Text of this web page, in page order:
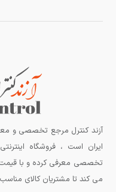
آزند کنترل مرجع تخصصی و
ایران است ، فروشگاه
تخصصی معرفی کرده و با
می کند تا مشتریان کالای